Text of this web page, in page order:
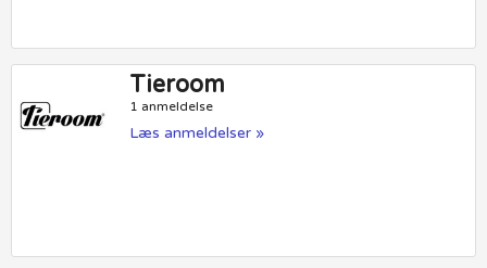
Tieroom
1 anmeldelse
Læs anmeldelser »